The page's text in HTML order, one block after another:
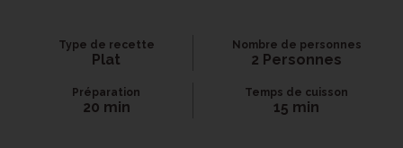
Type de recette
Plat
Nombre de personnes
2 Personnes
Préparation
20 min
Temps de cuisson
15 min